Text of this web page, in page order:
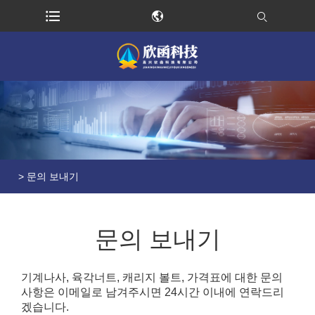
> 문의 보내기
문의 보내기
기계나사, 육각너트, 캐리지 볼트, 가격표에 대한 문의
사항은 이메일로 남겨주시면 24시간 이내에 연락드리
겠습니다.